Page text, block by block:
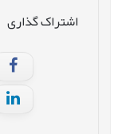
اشتراک گذاری